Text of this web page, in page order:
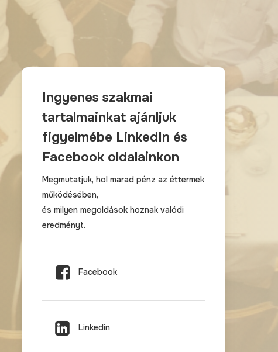
Ingyenes szakmai
tartalmainkat ajánljuk
figyelmébe LinkedIn és
Facebook oldalainkon
Megmutatjuk, hol marad pénz az éttermek
működésében,
és milyen megoldások hoznak valódi
eredményt.
Facebook
Linkedin